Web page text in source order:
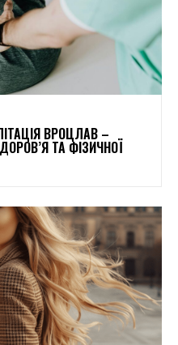
ВРОЦЛАВ –
ТА ФІЗИЧНОЇ